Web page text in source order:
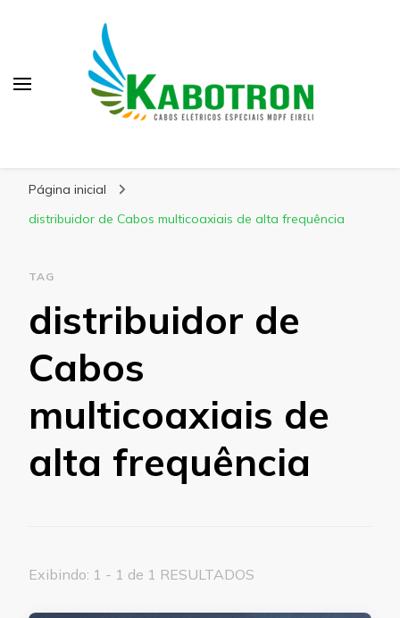
Página inicial
distribuidor de Cabos multicoaxiais de alta frequência
TAG
distribuidor de
Cabos
multicoaxiais de
alta frequência
Exibindo: 1 - 1 de 1 RESULTADOS